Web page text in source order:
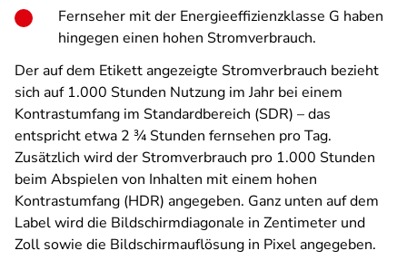
Fernseher mit der Energieeffizienzklasse G haben
hingegen einen hohen Stromverbrauch.
Der auf dem Etikett angezeigte Stromverbrauch bezieht
sich auf 1.000 Stunden Nutzung im Jahr bei einem
Kontrastumfang im Standardbereich (SDR) – das
entspricht etwa 2 ¾ Stunden fernsehen pro Tag.
Zusätzlich wird der Stromverbrauch pro 1.000 Stunden
beim Abspielen von Inhalten mit einem hohen
Kontrastumfang (HDR) angegeben. Ganz unten auf dem
Label wird die Bildschirmdiagonale in Zentimeter und
Zoll sowie die Bildschirmauflösung in Pixel angegeben.